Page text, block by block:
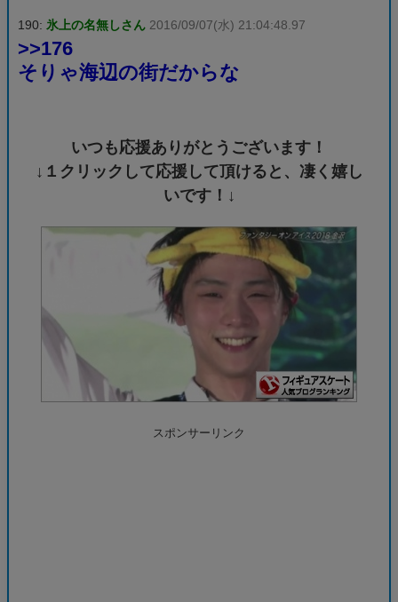
190: 氷上の名無しさん 2016/09/07(水) 21:04:48.97
>>176
そりゃ海辺の街だからな
いつも応援ありがとうございます！
↓１クリックして応援して頂けると、凄く嬉し
いです！↓
スポンサーリンク